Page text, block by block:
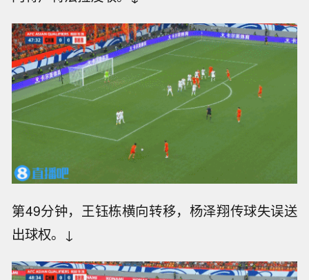
第48分钟，黄政宇右路传中，王钰栋抢点头球被
门将卢特法拉没收。↓